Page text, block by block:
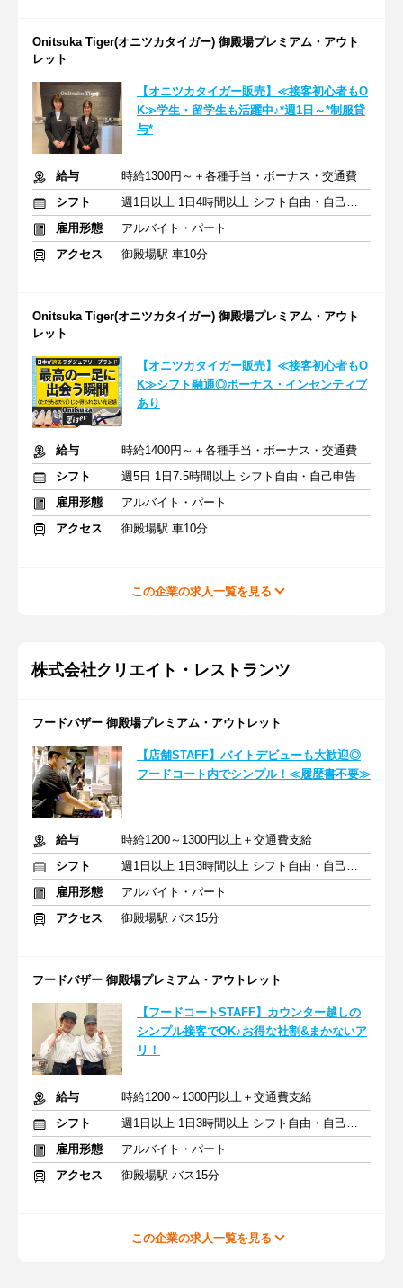
Onitsuka Tiger(オニツカタイガー) 御殿場プレミアム・アウト
レット
【オニツカタイガー販売】≪接客初心者もO
K≫学生・留学生も活躍中♪*週1日～*制服貸
与*
給与
時給1300円～＋各種手当・ボーナス・交通費
シフト
週1日以上 1日4時間以上 シフト自由・自己申告
雇用形態
アルバイト・パート
アクセス
御殿場駅 車10分
Onitsuka Tiger(オニツカタイガー) 御殿場プレミアム・アウト
レット
【オニツカタイガー販売】≪接客初心者もO
K≫シフト融通◎ボーナス・インセンティブ
あり
給与
時給1400円～＋各種手当・ボーナス・交通費
シフト
週5日 1日7.5時間以上 シフト自由・自己申告
雇用形態
アルバイト・パート
アクセス
御殿場駅 車10分
この企業の求人一覧を見る
株式会社クリエイト・レストランツ
フードバザー 御殿場プレミアム・アウトレット
【店舗STAFF】バイトデビューも大歓迎◎
フードコート内でシンプル！≪履歴書不要≫
給与
時給1200～1300円以上＋交通費支給
シフト
週1日以上 1日3時間以上 シフト自由・自己申告
雇用形態
アルバイト・パート
アクセス
御殿場駅 バス15分
フードバザー 御殿場プレミアム・アウトレット
【フードコートSTAFF】カウンター越しの
シンプル接客でOK♪お得な社割&まかないア
リ！
給与
時給1200～1300円以上＋交通費支給
シフト
週1日以上 1日3時間以上 シフト自由・自己申告
雇用形態
アルバイト・パート
アクセス
御殿場駅 バス15分
この企業の求人一覧を見る